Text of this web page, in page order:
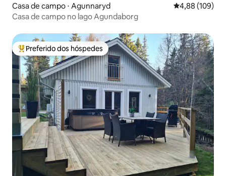
Casa de campo ⋅ Agunnaryd 4,88 de uma
4,88 (109)
Casa de campo no lago Agundaborg
Entre os melhores preferidos dos hóspedes
Preferido dos hóspedes